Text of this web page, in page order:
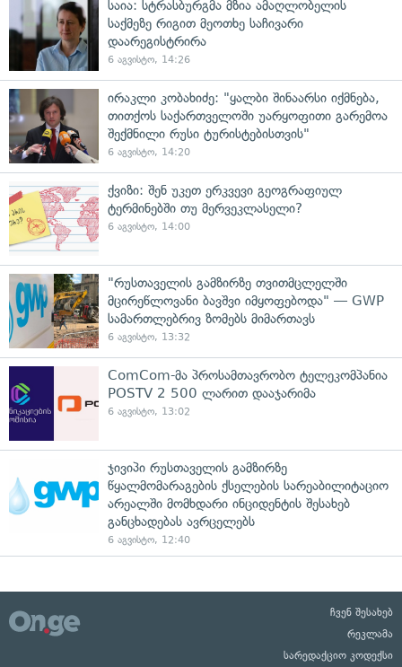
საია: სტრასბურგმა მზია ამაღლობელის
საქმეზე რიგით მეოთხე საჩივარი
დაარეგისტრირა
6 აგვისტო, 14:26
ირაკლი კობახიძე: "ყალბი შინაარსი იქმნება,
თითქოს საქართველოში უარყოფითი გარემოა
შექმნილი რუსი ტურისტებისთვის"
6 აგვისტო, 14:20
ქვიზი: შენ უკეთ ერკვევი გეოგრაფიულ
ტერმინებში თუ მერვეკლასელი?
6 აგვისტო, 14:00
"რუსთაველის გამზირზე თვითმცლელში
მცირეწლოვანი ბავშვი იმყოფებოდა" — GWP
სამართლებრივ ზომებს მიმართავს
6 აგვისტო, 13:32
ComCom-მა პროსამთავრობო ტელეკომპანია
POSTV 2 500 ლარით დააჯარიმა
6 აგვისტო, 13:02
ჯივიპი რუსთაველის გამზირზე
წყალმომარაგების ქსელების სარეაბილიტაციო
არეალში მომხდარი ინციდენტის შესახებ
განცხადებას ავრცელებს
6 აგვისტო, 12:40
ჩვენ შესახებ
რეკლამა
სარედაქციო კოდექსი